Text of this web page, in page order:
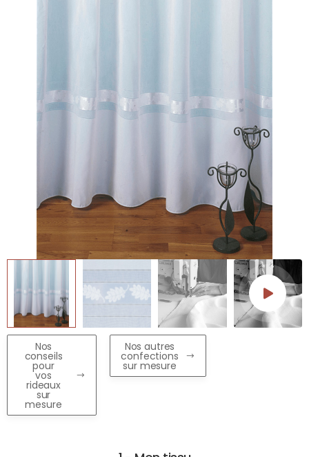
Nos
conseils
pour
vos
rideaux
sur
mesure
Nos autres
confections
sur mesure